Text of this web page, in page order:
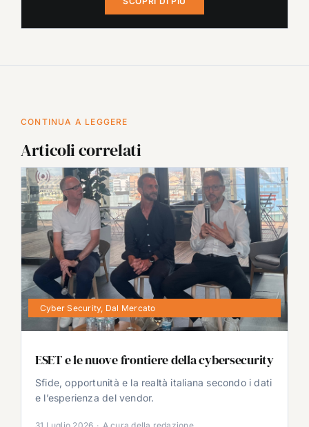
CONTINUA A LEGGERE
Articoli correlati
Cyber Security, Dal Mercato
ESET e le nuove frontiere della cybersecurity
Sfide, opportunità e la realtà italiana secondo i dati
e l’esperienza del vendor.